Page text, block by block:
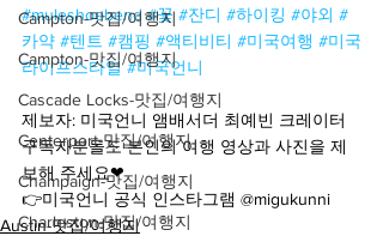
Campton-맛집/여행지
Campton-맛집/여행지
Cascade Locks-맛집/여행지
Centerport-맛집/여행지
Champaign-맛집/여행지
Charleston-맛집/여행지
#muleshoebend #꽃 #잔디 #하이킹 #야외 #
카약 #텐트 #캠핑 #액티비티 #미국여행 #미국
라이프스타일 #미국언니
제보자: 미국언니 앰배서더 최예빈 크레이터
구독자분들도 본인의 여행 영상과 사진을 제
보해 주세요❤
👉미국언니 공식 인스타그램 @migukunni
Austin-맛집/여행지